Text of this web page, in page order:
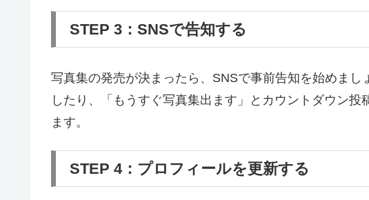
STEP 3：SNSで告知する
写真集の発売が決まったら、SNSで事前告知を始めま
したり、「もうすぐ写真集出ます」とカウントダウン
ます。
STEP 4：プロフィールを更新する